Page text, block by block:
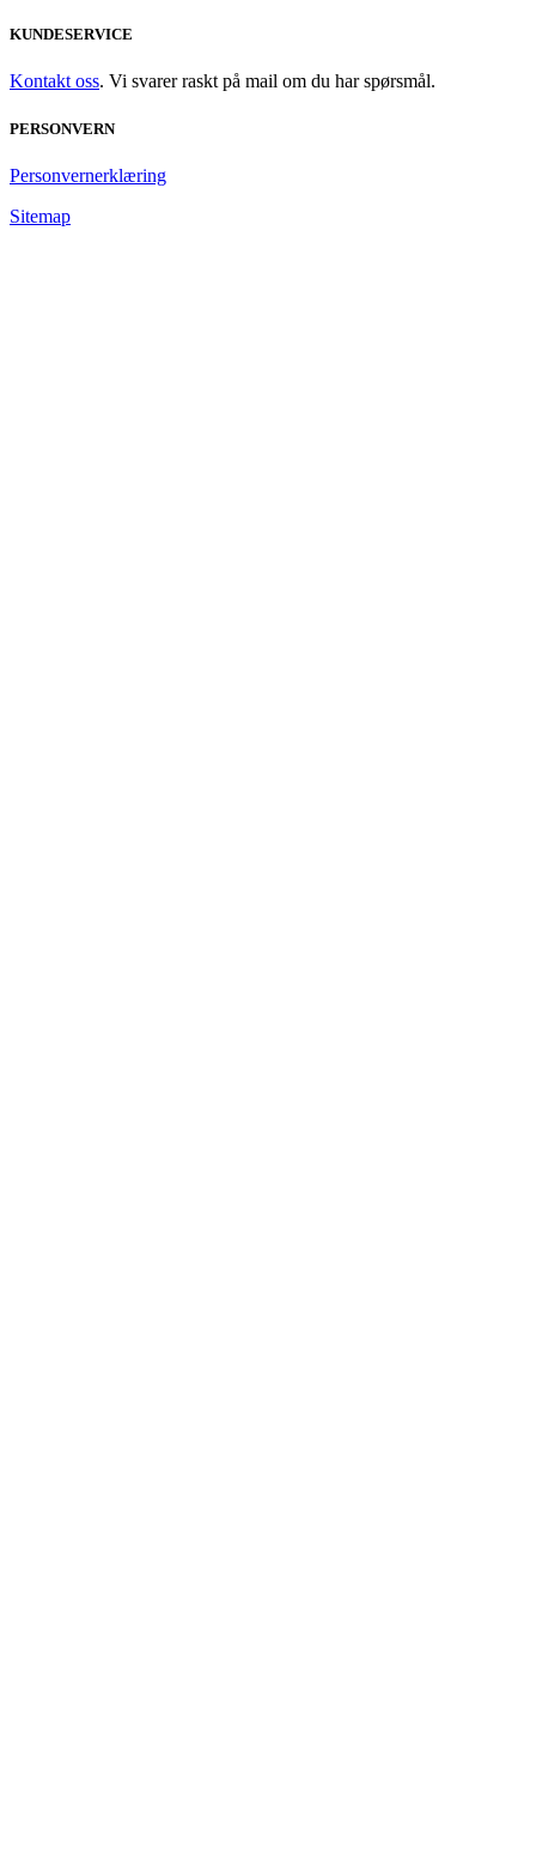
KUNDESERVICE
Kontakt oss. Vi svarer raskt på mail om du har spørsmål.
PERSONVERN
Personvernerklæring
Sitemap